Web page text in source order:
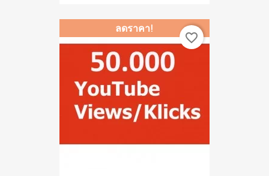
ลดราคา!
favorite_border